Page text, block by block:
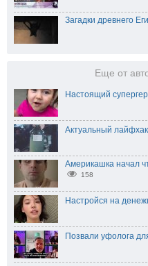
Загадки древнего
Еще от
Настоящий
Актуальный
Америкашка начал
158
Настройся на
Позвали уфолога